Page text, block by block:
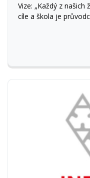
Vize: „Každý z
cíle a škola je